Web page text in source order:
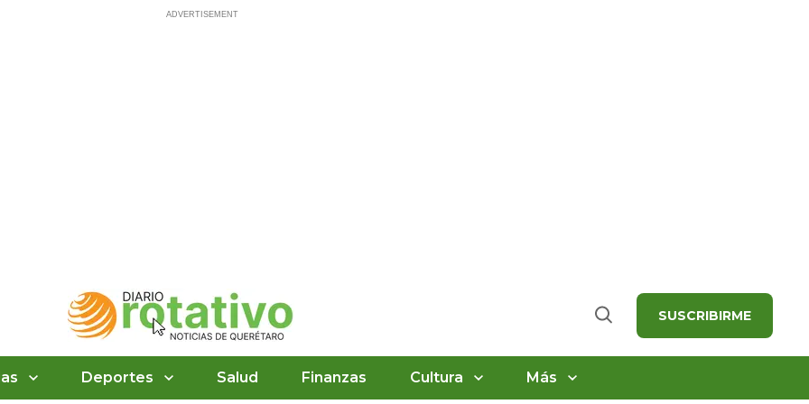
Buscar SUSCRIBIRME
Deportes Salud Finanzas Cultura Más